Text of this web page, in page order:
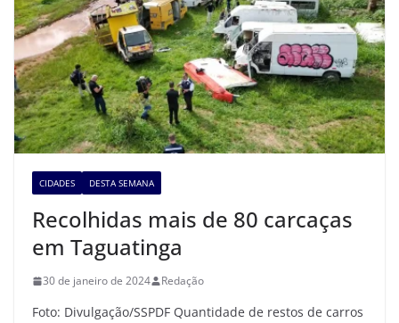
CIDADES DESTA SEMANA
Recolhidas mais de 80 carcaças
em Taguatinga
30 de janeiro de 2024 Redação
Foto: Divulgação/SSPDF Quantidade de restos de carros